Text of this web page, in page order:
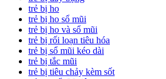
trẻ bị ho
trẻ bị ho sổ mũi
trẻ bị ho và sổ mũi
trẻ bị rối loạn tiêu hóa
trẻ bị sổ mũi kéo dài
trẻ bị tắc mũi
trẻ bị tiêu chảy kèm sốt